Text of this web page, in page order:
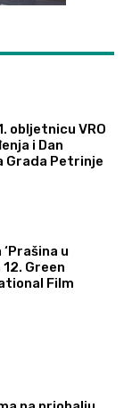
obljetnicu VRO
i Dan
Petrinje
u
Green
Film